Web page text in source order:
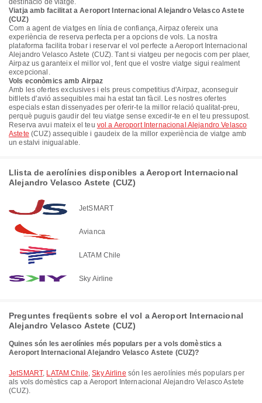
destinació de viatge.
Viatja amb facilitat a Aeroport Internacional Alejandro Velasco Astete
(CUZ)
Com a agent de viatges en línia de confiança, Airpaz ofereix una
experiència de reserva perfecta per a opcions de vols. La nostra
plataforma facilita trobar i reservar el vol perfecte a Aeroport Internacional
Alejandro Velasco Astete (CUZ). Tant si viatgeu per negocis com per plaer,
Airpaz us garanteix el millor vol, fent que el vostre viatge sigui realment
excepcional.
Vols econòmics amb Airpaz
Amb les ofertes exclusives i els preus competitius d'Airpaz, aconseguir
bitllets d'avió assequibles mai ha estat tan fàcil. Les nostres ofertes
especials estan dissenyades per oferir-te la millor relació qualitat-preu,
perquè puguis gaudir del teu viatge sense excedir-te en el teu pressupost.
Reserva avui mateix el teu vol a Aeroport Internacional Alejandro Velasco
Astete (CUZ) assequible i gaudeix de la millor experiència de viatge amb
un estalvi inigualable.
Llista de aerolínies disponibles a Aeroport Internacional
Alejandro Velasco Astete (CUZ)
JetSMART
Avianca
LATAM Chile
Sky Airline
Preguntes freqüents sobre el vol a Aeroport Internacional
Alejandro Velasco Astete (CUZ)
Quines són les aerolínies més populars per a vols domèstics a
Aeroport Internacional Alejandro Velasco Astete (CUZ)?
JetSMART, LATAM Chile,Sky Airline són les aerolínies més populars per
als vols domèstics cap a Aeroport Internacional Alejandro Velasco Astete
(CUZ).